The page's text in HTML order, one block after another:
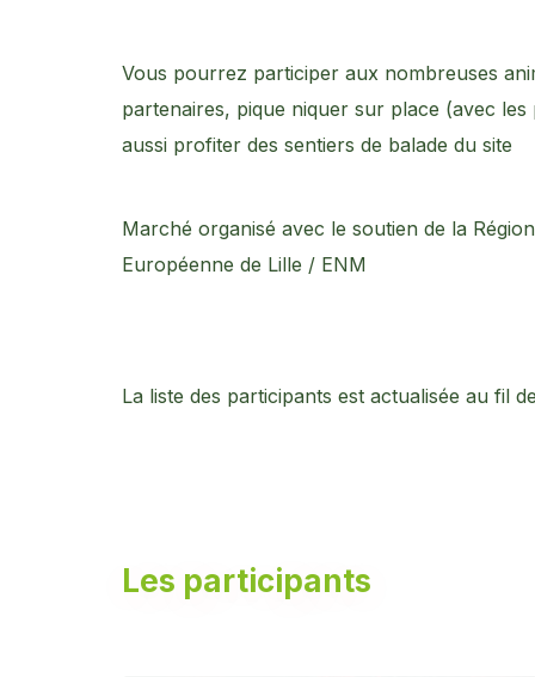
Vous pourrez participer aux nombreuses
partenaires, pique niquer sur place (avec
aussi profiter des sentiers de balade du site
Marché organisé avec le soutien de la
Européenne de Lille / ENM
La liste des participants est actualisée au fil
Les participants